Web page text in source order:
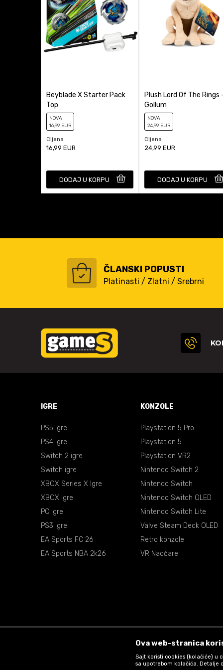
Beyblade X Starter Pack
Top
NOVA
16,99 EUR
Cijena
16,99 EUR
DODAJ U KORPU
Plush Lord Of The Rings
Gollum
NOVA
24,99 EUR
Cijena
24,99 EUR
DODAJ U KORPU
ČLANSKI POPUSTI
Platinasti / Zlatni / Srebrni
IGRE
PS5 Igre
PS4 Igre
Switch 2 igre
Switch igre
XBOX Series X Igre
XBOX Igre
PC Igre
PS3 Igre
EA Sports FC 26
EA Sports NBA 2k26
KONZOLE
Playstation 5 Pro
Playstation 5
Playstation VR2
Nintendo Switch 2
Nintendo Switch
Nintendo Switch OLED
Nintendo Switch Lite
Valve Steam Deck OLED
Retro konzole
VR Naočare
Ova web-stranica
Sajt koristi cookies (kolačiće) u
sa upotrebom kolačića. Detalje